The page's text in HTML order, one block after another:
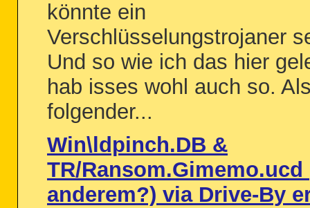
könnte ein
Verschlüsselungstrojaner
Und so wie ich das hier
hab isses wohl auch so.
folgender...
Win\ldpinch.DB &
TR/Ransom.Gimemo.ucd
anderem?) via Drive-By